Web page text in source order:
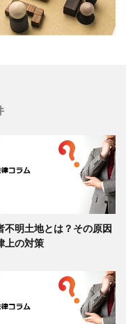
不明土地とは？その原因
上の対策